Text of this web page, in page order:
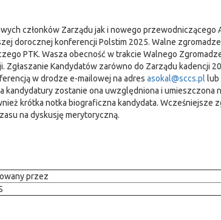
członków Zarządu jak i nowego przewodniczącego
dorocznej konferencji Polstim 2025. Walne
PTK. Wasza obecność w trakcie Walnego
Zgłaszanie Kandydatów zarówno do Zarządu kadencji
w drodze e-mailowej na adres asokal@sccs.pl lub
zostanie ona uwzględniona i umieszczona
krótka notka biograficzna kandydata. Wcześniejsze
na dyskusję merytoryczną.
przez